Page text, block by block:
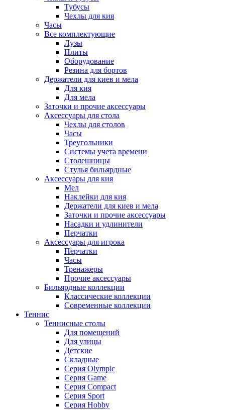
Тубусы
Чехлы для кия
Часы
Все комплектующие
Лузы
Плиты
Оборудование
Резина для бортов
Держатели для киев и мела
Для кия
Для мела
Заточки и прочие аксессуары
Аксессуары для стола
Чехлы для столов
Часы
Треугольники
Системы учета времени
Столешницы
Стулья бильярдные
Аксессуары для кия
Мел
Наклейки для кия
Держатели для киев и мела
Заточки и прочие аксессуары
Насадки и удлинители
Перчатки
Аксессуары для игрока
Перчатки
Часы
Тренажеры
Прочие аксессуары
Бильярдные коллекции
Классические коллекции
Современные коллекции
Теннис
Теннисные столы
Для помещений
Для улицы
Детские
Складные
Серия Olympic
Серия Game
Серия Compact
Серия Sport
Серия Hobby